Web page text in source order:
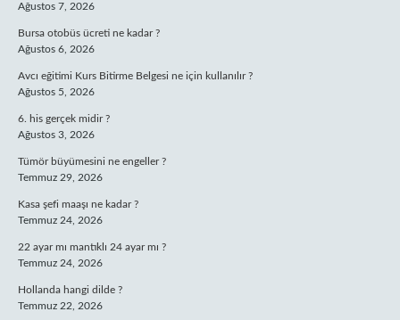
Ağustos 7, 2026
Bursa otobüs ücreti ne kadar ?
Ağustos 6, 2026
Avcı eğitimi Kurs Bitirme Belgesi ne için kullanılır ?
Ağustos 5, 2026
6. his gerçek midir ?
Ağustos 3, 2026
Tümör büyümesini ne engeller ?
Temmuz 29, 2026
Kasa şefi maaşı ne kadar ?
Temmuz 24, 2026
22 ayar mı mantıklı 24 ayar mı ?
Temmuz 24, 2026
Hollanda hangi dilde ?
Temmuz 22, 2026